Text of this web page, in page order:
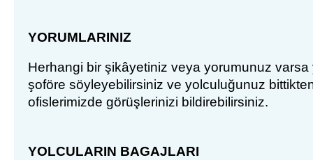
YORUMLARINIZ
Herhangi bir şikâyetiniz veya yorumunuz varsa
şoföre söyleyebilirsiniz ve yolculuğunuz
ofislerimizde görüşlerinizi bildirebilirsiniz.
YOLCULARIN BAGAJLARI